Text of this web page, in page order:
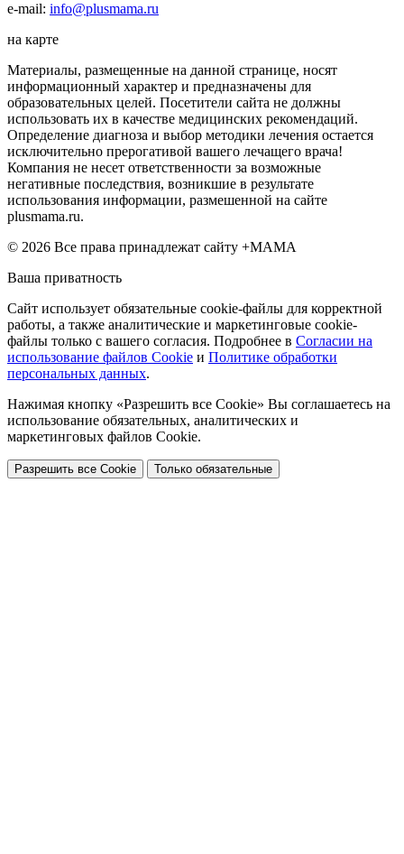
e-mail: info@plusmama.ru
на карте
Материалы, размещенные на данной странице, носят
информационный характер и предназначены для
образовательных целей. Посетители сайта не должны
использовать их в качестве медицинских рекомендаций.
Определение диагноза и выбор методики лечения остается
исключительно прерогативой вашего лечащего врача!
Компания не несет ответственности за возможные
негативные последствия, возникшие в результате
использования информации, размешенной на сайте
plusmama.ru.
© 2026 Все права принадлежат сайту +МАМА
Ваша приватность
Сайт использует обязательные cookie-файлы для корректной
работы, а также аналитические и маркетинговые cookie-
файлы только с вашего согласия. Подробнее в Согласии на
использование файлов Cookie и Политике обработки
персональных данных.
Нажимая кнопку «Разрешить все Cookie» Вы соглашаетесь на
использование обязательных, аналитических и
маркетинговых файлов Cookie.
Разрешить все Cookie Только обязательные